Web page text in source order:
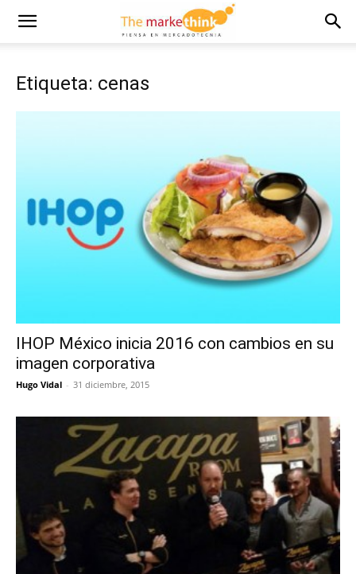
Etiqueta: cenas
IHOP México inicia 2016 con cambios en su
imagen corporativa
Hugo Vidal - 31 diciembre, 2015